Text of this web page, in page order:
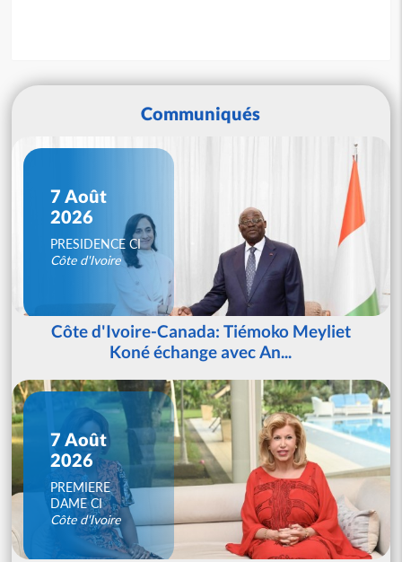
Communiqués
7 Août
2026
PRESIDENCE CI
Côte d'Ivoire
Côte d'Ivoire-Canada: Tiémoko Meyliet
Koné échange avec An...
7 Août
2026
PREMIERE
DAME CI
Côte d'Ivoire